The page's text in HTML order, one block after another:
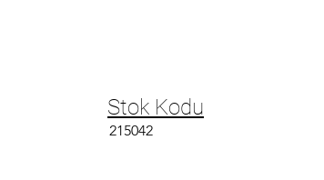
215042
Stok Kodu